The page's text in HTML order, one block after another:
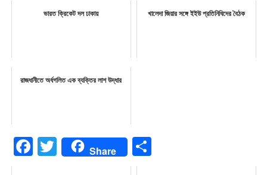
ভারত ক্রিকেট দল ঢাকায় খালেদা জিয়ার সঙ্গে ইইউ প্রতিনিধিদের বৈঠক
রাজধানীতে অর্ধগলিত এক ব্যক্তির লাশ উদ্ধার
Facebook
Twitter Share